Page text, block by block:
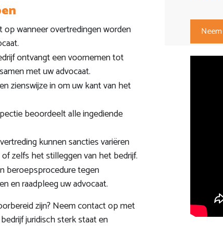
wanneer overtredingen worden
ontvangt een voornemen tot
met uw advocaat.
zienswijze in om uw kant van het
beoordeelt alle ingediende
kunnen sancties variëren
zelfs het stilleggen van het bedrijf.
beroepsprocedure tegen
en raadpleeg uw advocaat.
zijn? Neem contact op met
juridisch sterk staat en